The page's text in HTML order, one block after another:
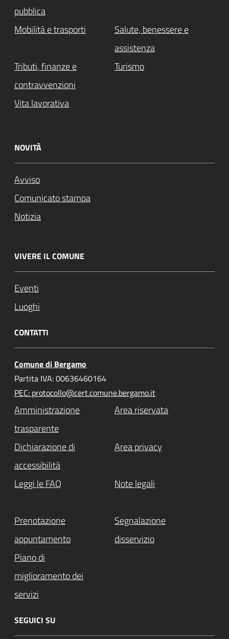
pubblica
Mobilità e trasporti
Salute, benessere e
assistenza
Tributi, finanze e
contravvenzioni
Turismo
Vita lavorativa
NOVITÀ
Avviso
Comunicato stampa
Notizia
VIVERE IL COMUNE
Eventi
Luoghi
CONTATTI
Comune di Bergamo
Partita IVA: 00636460164
PEC: protocollo@cert.comune.bergamo.it
Amministrazione
trasparente
Area riservata
Dichiarazione di
accessibilità
Area privacy
Leggi le FAQ Note legali
Prenotazione
appuntamento
Segnalazione
disservizio
Piano di
miglioramento dei
servizi
SEGUICI SU